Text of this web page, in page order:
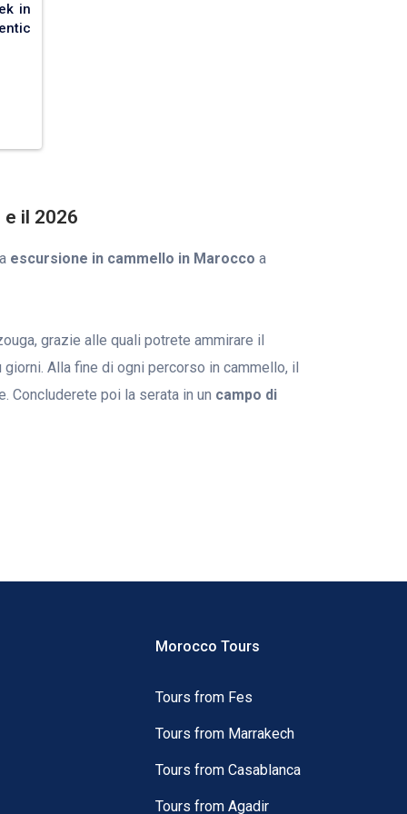
in
il 2026
escursione in cammello in Marocco a
grazie alle quali potrete ammirare il
Alla fine di ogni percorso in cammello, il
Concluderete poi la serata in un campo di
Morocco Tours
Tours from Fes
Tours from Marrakech
Tours from Casablanca
Tours from Agadir